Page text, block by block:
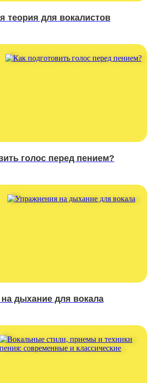
теория для вокалистов
голос перед пением?
дыхание для вокала